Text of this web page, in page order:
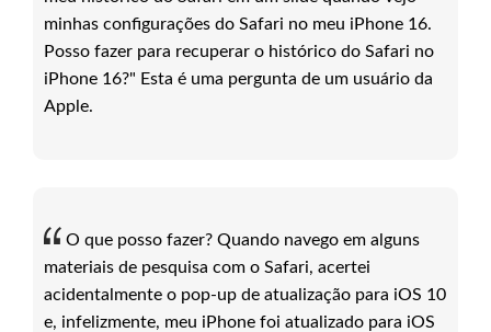
minhas configurações do Safari no meu iPhone 16.
Posso fazer para recuperar o histórico do Safari no
iPhone 16?" Esta é uma pergunta de um usuário da
Apple.
O que posso fazer? Quando navego em alguns
materiais de pesquisa com o Safari, acertei
acidentalmente o pop-up de atualização para iOS 10
e, infelizmente, meu iPhone foi atualizado para iOS